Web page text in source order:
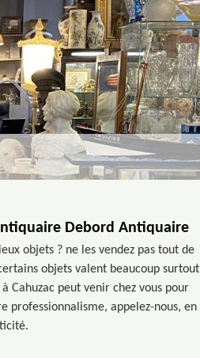
Debord Antiquaire
objets ? ne les vendez pas tout de
objets valent beaucoup surtout
Cahuzac peut venir chez vous pour
appelez-nous, en